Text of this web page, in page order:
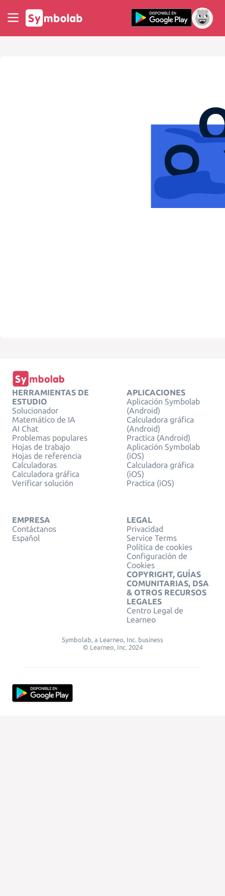
HERRAMIENTAS DE
ESTUDIO
Solucionador
Matemático de IA
AI Chat
Problemas populares
Hojas de trabajo
Hojas de referencia
Calculadoras
Calculadora gráfica
Verificar solución
APLICACIONES
Aplicación Symbolab
(Android)
Calculadora gráfica
(Android)
Practica (Android)
Aplicación Symbolab
(iOS)
Calculadora gráfica
(iOS)
Practica (iOS)
EMPRESA
Contáctanos
Español
LEGAL
Privacidad
Service Terms
Política de cookies
Configuración de
Cookies
COPYRIGHT, GUÍAS
COMUNITARIAS, DSA
& OTROS RECURSOS
LEGALES
Centro Legal de
Learneo
Symbolab, a Learneo, Inc. business
© Learneo, Inc. 2024